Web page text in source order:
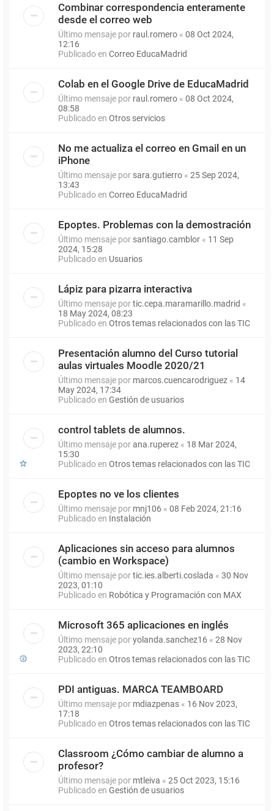
Combinar correspondencia enteramente
desde el correo web
Último mensaje por raul.romero « 08 Oct 2024,
12:16
Publicado en Correo EducaMadrid
Colab en el Google Drive de EducaMadrid
Último mensaje por raul.romero « 08 Oct 2024,
08:58
Publicado en Otros servicios
No me actualiza el correo en Gmail en un
iPhone
Último mensaje por sara.gutierro « 25 Sep 2024,
13:43
Publicado en Correo EducaMadrid
Epoptes. Problemas con la demostración
Último mensaje por santiago.camblor « 11 Sep
2024, 15:28
Publicado en Usuarios
Lápiz para pizarra interactiva
Último mensaje portic.cepa.maramarillo.madrid «
18 May 2024, 08:23
Publicado en Otros temas relacionados con las TIC
Presentación alumno del Curso tutorial
aulas virtuales Moodle 2020/21
Último mensaje por marcos.cuencarodriguez « 14
May 2024, 17:34
Publicado en Gestión de usuarios
control tablets de alumnos.
Último mensaje porana.ruperez « 18 Mar 2024,
15:30
Publicado en Otros temas relacionados con las TIC
Epoptes no ve los clientes
Último mensaje por mnj106 « 08 Feb 2024, 21:16
Publicado en Instalación
Aplicaciones sin acceso para alumnos
(cambio en Workspace)
Último mensaje portic.ies.alberti.coslada « 30 Nov
2023, 01:10
Publicado en Robótica y Programación con MAX
Microsoft 365 aplicaciones en inglés
Último mensaje poryolanda.sanchez16 « 28 Nov
2023, 22:10
Publicado en Otros temas relacionados con las TIC
PDI antiguas. MARCA TEAMBOARD
Último mensaje por mdiazpenas « 16 Nov 2023,
17:18
Publicado en Otros temas relacionados con las TIC
Classroom ¿Cómo cambiar de alumno a
profesor?
Último mensaje por mtleiva « 25 Oct 2023, 15:16
Publicado en Gestión de usuarios